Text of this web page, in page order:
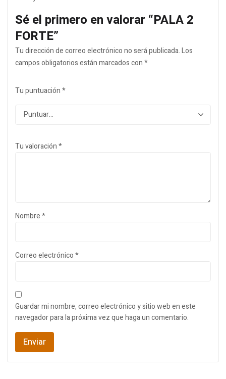
Sé el primero en valorar “PALA 2
FORTE”
Tu dirección de correo electrónico no será publicada.Los
campos obligatorios están marcados con*
Tu puntuación*
Tu valoración*
Nombre*
Correo electrónico*
Guardar mi nombre, correo electrónico y sitio web en este
navegador para la próxima vez que haga un comentario.